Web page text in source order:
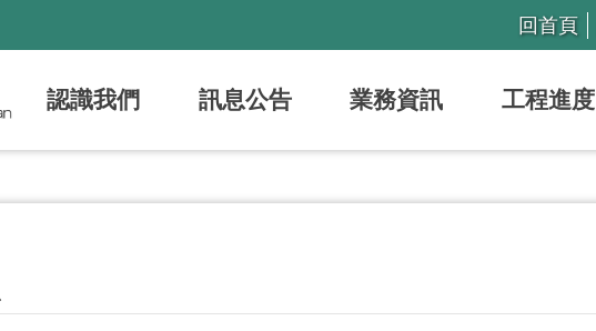
回首頁
認識我們 訊息公告 業務資訊 工程進度